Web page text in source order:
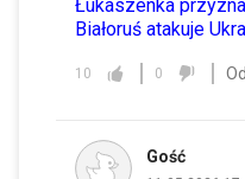
Łukaszenka
Białoruś atakuje
10 0
Gość